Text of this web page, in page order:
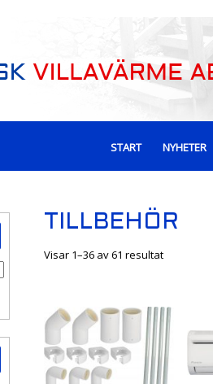
START NYHETER
TILLBEHÖR
Visar 1–36 av 61 resultat